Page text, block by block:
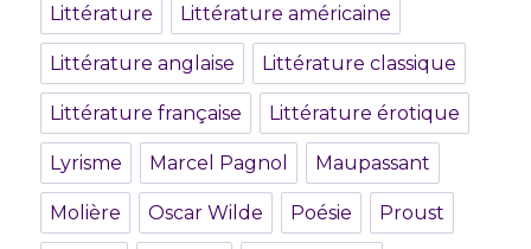
Littérature Littérature américaine
Littérature anglaise Littérature classique
Littérature française Littérature érotique
Lyrisme Marcel Pagnol Maupassant
Molière Oscar Wilde Poésie Proust